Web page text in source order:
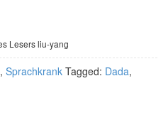
Lesers liu-yang
, Sprachkrank Tagged: Dada,